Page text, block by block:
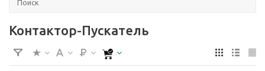
Контактор-Пускатель